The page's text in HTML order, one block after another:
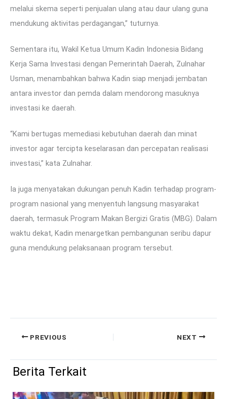
melalui skema seperti penjualan ulang atau daur ulang guna
mendukung aktivitas perdagangan,” tuturnya.
Sementara itu, Wakil Ketua Umum Kadin Indonesia Bidang
Kerja Sama Investasi dengan Pemerintah Daerah, Zulnahar
Usman, menambahkan bahwa Kadin siap menjadi jembatan
antara investor dan pemda dalam mendorong masuknya
investasi ke daerah.
“Kami bertugas memediasi kebutuhan daerah dan minat
investor agar tercipta keselarasan dan percepatan realisasi
investasi,” kata Zulnahar.
Ia juga menyatakan dukungan penuh Kadin terhadap program-
program nasional yang menyentuh langsung masyarakat
daerah, termasuk Program Makan Bergizi Gratis (MBG). Dalam
waktu dekat, Kadin menargetkan pembangunan seribu dapur
guna mendukung pelaksanaan program tersebut.
PREVIOUS NEXT
Berita Terkait